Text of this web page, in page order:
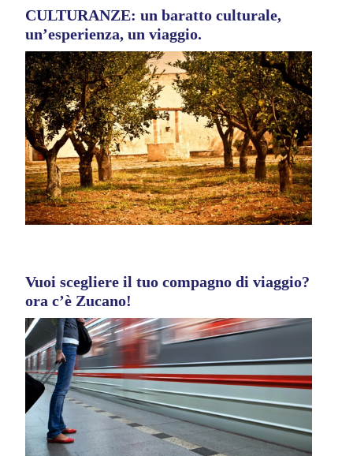
CULTURANZE: un baratto culturale,
un’esperienza, un viaggio.
Vuoi scegliere il tuo compagno di viaggio?
ora c’è Zucano!